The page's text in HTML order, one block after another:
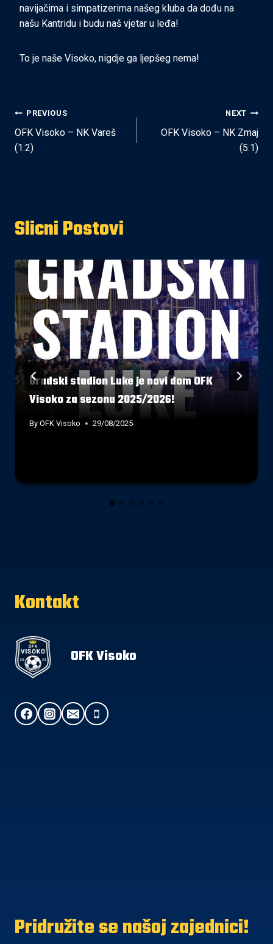
navijačima i simpatizerima našeg kluba da dođu na
našu Kantridu i budu naš vjetar u leđa!
To je naše Visoko, nigdje ga ljepšeg nema!
Post
navigation
PREVIOUS
OFK Visoko – NK Vareš
(1:2)
NEXT
OFK Visoko – NK Zmaj
(5:1)
Slicni Postovi
Gradski stadion Luke je novi dom OFK
Visoko za sezonu 2025/2026!
By OFK Visoko 29/08/2025
Kontakt
OFK Visoko
Pridružite se našoj zajednici!